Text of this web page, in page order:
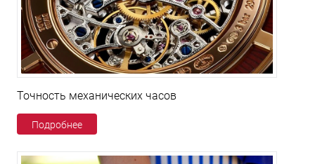
Точность механических часов
Подробнее